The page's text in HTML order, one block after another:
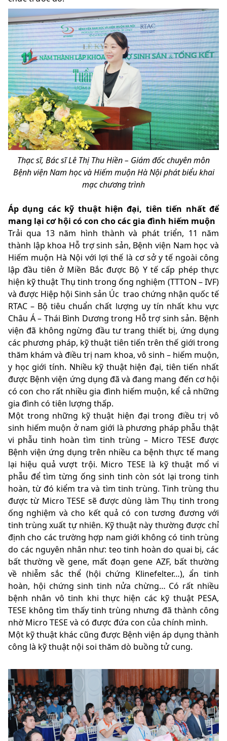
Thạc sĩ, Bác sĩ Lê Thị Thu Hiền – Giám đốc chuyên môn
Bệnh viện Nam học và Hiếm muộn Hà Nội phát biểu khai
mạc chương trình
Áp dụng các kỹ thuật hiện đại, tiên tiến nhất để
mang lại cơ hội có con cho các gia đình hiếm muộn
Trải qua 13 năm hình thành và phát triển, 11 năm
thành lập khoa Hỗ trợ sinh sản, Bệnh viện Nam học và
Hiếm muộn Hà Nội với lợi thế là cơ sở y tế ngoài công
lập đầu tiên ở Miền Bắc được Bộ Y tế cấp phép thực
hiện kỹ thuật Thụ tinh trong ống nghiệm (TTTON – IVF)
và được Hiệp hội Sinh sản Úc trao chứng nhận quốc tế
RTAC – Bộ tiêu chuẩn chất lượng uy tín nhất khu vực
Châu Á – Thái Bình Dương trong Hỗ trợ sinh sản. Bệnh
viện đã không ngừng đầu tư trang thiết bị, ứng dụng
các phương pháp, kỹ thuật tiên tiến trên thế giới trong
thăm khám và điều trị nam khoa, vô sinh – hiếm muộn,
y học giới tính. Nhiều kỹ thuật hiện đại, tiên tiến nhất
được Bệnh viện ứng dụng đã và đang mang đến cơ hội
có con cho rất nhiều gia đình hiếm muộn, kể cả những
gia đình có tiên lượng thấp.
Một trong những kỹ thuật hiện đại trong điều trị vô
sinh hiếm muộn ở nam giới là phương pháp phẫu thật
vi phẫu tinh hoàn tìm tinh trùng – Micro TESE được
Bệnh viện ứng dụng trên nhiều ca bệnh thực tế mang
lại hiệu quả vượt trội. Micro TESE là kỹ thuật mổ vi
phẫu để tìm từng ống sinh tinh còn sót lại trong tinh
hoàn, từ đó kiểm tra và tìm tinh trùng. Tinh trùng thu
được từ Micro TESE sẽ được dùng làm Thụ tinh trong
ống nghiệm và cho kết quả có con tương đương với
tinh trùng xuất tự nhiên. Kỹ thuật này thường được chỉ
định cho các trường hợp nam giới không có tinh trùng
do các nguyên nhân như: teo tinh hoàn do quai bị, các
bất thường về gene, mất đoạn gene AZF, bất thường
về nhiễm sắc thể (hội chứng Klinefelter…), ẩn tinh
hoàn, hội chứng sinh tinh nửa chừng… Có rất nhiều
bệnh nhân vô tinh khi thực hiện các kỹ thuật PESA,
TESE không tìm thấy tinh trùng nhưng đã thành công
nhờ Micro TESE và có được đứa con của chính mình.
Một kỹ thuật khác cũng được Bệnh viện áp dụng thành
công là kỹ thuật nội soi thăm dò buồng tử cung.